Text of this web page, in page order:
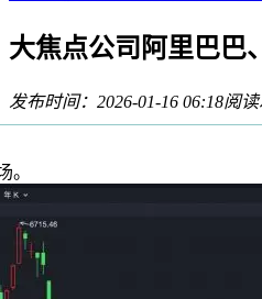
大焦点公司阿里巴巴
发布时间：2026-01-16 06:18阅读